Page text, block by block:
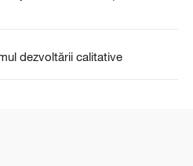
dezvoltării calitative